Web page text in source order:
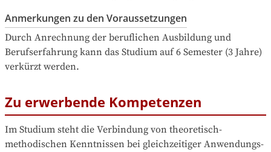
Anmerkungen zu den Voraussetzungen
Durch Anrechnung der beruflichen Ausbildung und
Berufserfahrung kann das Studium auf 6 Semester (3 Jahre)
verkürzt werden.
Zu erwerbende Kompetenzen
Im Studium steht die Verbindung von theoretisch-
methodischen Kenntnissen bei gleichzeitiger Anwendungs-